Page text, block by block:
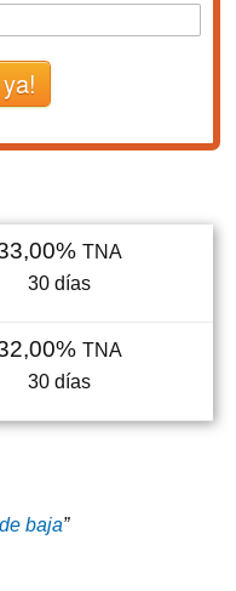
TNA
30 días
TNA
30 días
baja”